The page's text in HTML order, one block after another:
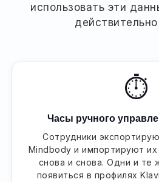
использовать эти
⏱
Часы ручного
Сотрудники
Mindbody и импортируют их
снова и снова. Одни и те
появиться в профилях